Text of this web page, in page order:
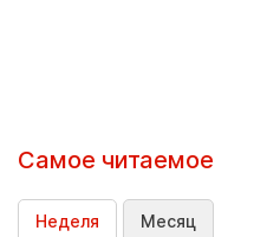
Самое читаемое
Неделя Месяц